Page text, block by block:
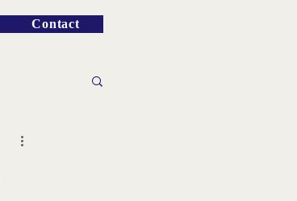
Contact